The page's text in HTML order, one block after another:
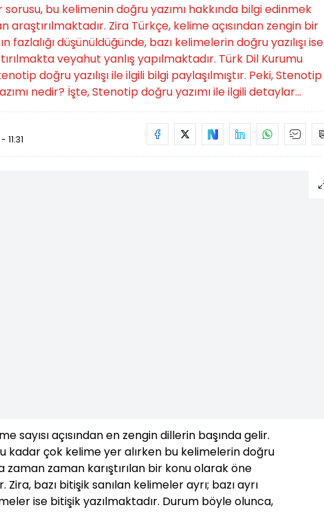
sorusu, bu kelimenin doğru yazımı hakkında bilgi edinmek
araştırılmaktadır. Zira Türkçe, kelime açısından zengin bir
fazlalığı düşünüldüğünde, bazı kelimelerin doğru yazılışı ise
veyahut yanlış yapılmaktadır. Türk Dil Kurumu
doğru yazılışı ile ilgili bilgi paylaşılmıştır. Peki, Stenotip
nedir? İşte, Stenotip doğru yazımı ile ilgili detaylar...
11:31
sayısı açısından en zengin dillerin başında gelir.
kadar çok kelime yer alırken bu kelimelerin doğru
zaman zaman karıştırılan bir konu olarak öne
Zira, bazı bitişik sanılan kelimeler ayrı; bazı ayrı
ise bitişik yazılmaktadır. Durum böyle olunca,